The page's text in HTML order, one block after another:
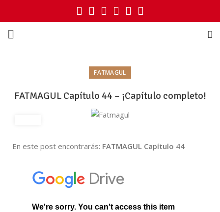
FATMAGUL
FATMAGUL Capítulo 44 – ¡Capítulo completo!
En este post encontrarás: FATMAGUL Capítulo 44